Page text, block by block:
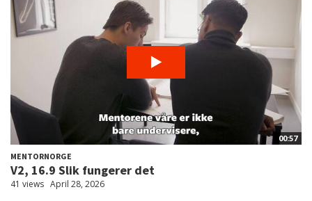
00:57
MENTORNORGE
V2, 16.9 Slik fungerer det
41 views April 28, 2026